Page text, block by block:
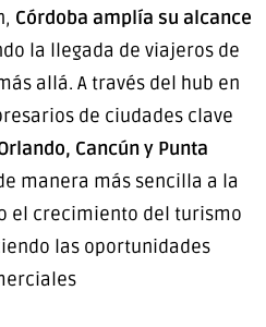
Córdoba amplía su alcance
la llegada de viajeros de
allá. A través del hub en
de ciudades clave
Cancún y Punta
manera más sencilla a la
el crecimiento del turismo
las oportunidades